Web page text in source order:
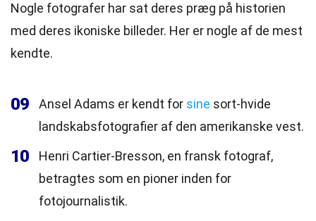
Nogle fotografer har sat deres præg på historien
med deres ikoniske billeder. Her er nogle af de mest
kendte.
09 Ansel Adams er kendt for sine sort-hvide
landskabsfotografier af den amerikanske vest.
10
Henri Cartier-Bresson, en fransk fotograf,
betragtes som en pioner inden for
fotojournalistik.